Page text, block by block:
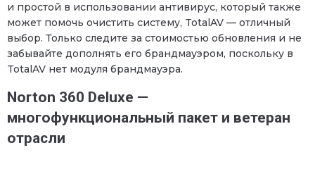
и простой в использовании антивирус, который также
может помочь очистить систему, TotalAV — отличный
выбор. Только следите за стоимостью обновления и не
забывайте дополнять его брандмауэром, поскольку в
TotalAV нет модуля брандмауэра.
Norton 360 Deluxe —
многофункциональный пакет и ветеран
отрасли